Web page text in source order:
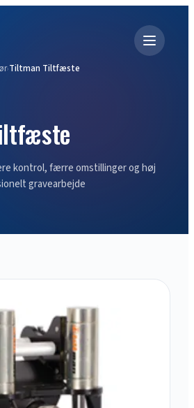
›Tiltman Tiltfæste
kontrol, færre omstillinger og høj
gravearbejde